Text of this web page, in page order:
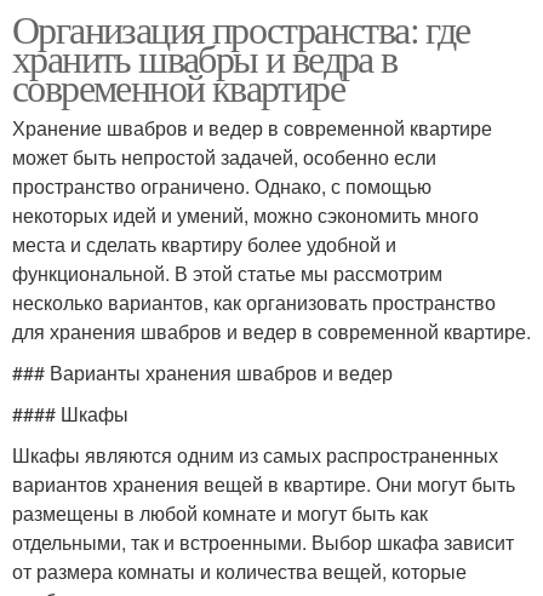
Организация пространства: где
хранить швабры и ведра в
современной квартире
Хранение швабров и ведер в современной квартире
может быть непростой задачей, особенно если
пространство ограничено. Однако, с помощью
некоторых идей и умений, можно сэкономить много
места и сделать квартиру более удобной и
функциональной. В этой статье мы рассмотрим
несколько вариантов, как организовать пространство
для хранения швабров и ведер в современной квартире.
### Варианты хранения швабров и ведер
#### Шкафы
Шкафы являются одним из самых распространенных
вариантов хранения вещей в квартире. Они могут быть
размещены в любой комнате и могут быть как
отдельными, так и встроенными. Выбор шкафа зависит
от размера комнаты и количества вещей, которые